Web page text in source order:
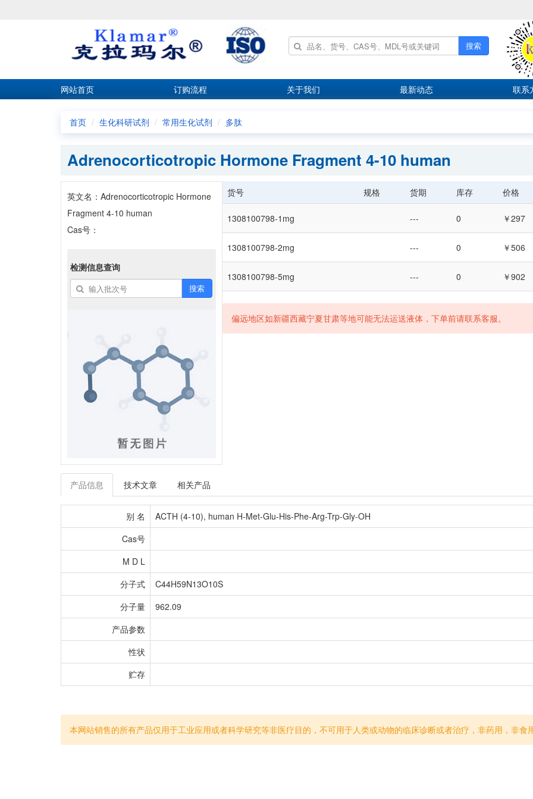
搜索
网站首页 订购流程 关于我们 最新动态 联系
首页 生化科研试剂 常用生化试剂 多肽
Adrenocorticotropic Hormone Fragment 4-10 human
英文名：Adrenocorticotropic Hormone
Fragment 4-10 human
Cas号：
检测信息查询
搜索
货号 规格 货期 库存 价格
1308100798-1mg --- 0 ￥297
1308100798-2mg --- 0 ￥506
1308100798-5mg --- 0 ￥902
偏远地区如新疆西藏宁夏甘肃等地可能无法运送液体，下单前请联系客服。
产品信息 技术文章 相关产品
别 名
ACTH (4-10), human H-Met-Glu-His-Phe-Arg-Trp-Gly-OH
Cas号
M D L
分子式
C44H59N13O10S
分子量
962.09
产品参数
性状
贮存
本网站销售的所有产品仅用于工业应用或者科学研究等非医疗目的，不可用于人类或动物的临床诊断或者治疗，非药用，非食